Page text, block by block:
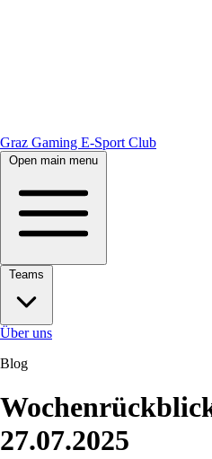
Graz Gaming E-Sport Club
Open main menu
Teams
Über uns
Blog
27.07.2025